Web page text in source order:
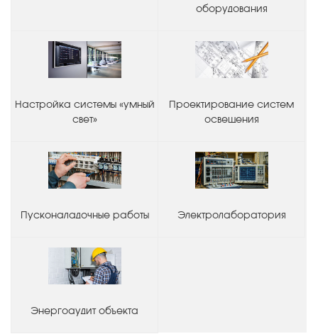
оборудования
Настройка системы «умный
свет»
Проектирование систем
освещения
Пусконаладочные работы Электролаборатория
Энергоаудит объекта